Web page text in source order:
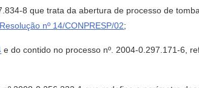
8 que trata da abertura de processo de
Resolução nº 14/CONPRESP/02;
e do contido no processo nº. 2004-0.297.171-6,